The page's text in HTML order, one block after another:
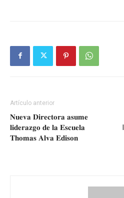
Artículo anterior
𝐍𝐮𝐞𝐯𝐚 𝐃𝐢𝐫𝐞𝐜𝐭𝐨𝐫𝐚 𝐚𝐬𝐮𝐦𝐞
𝐥𝐢𝐝𝐞𝐫𝐚𝐳𝐠𝐨 𝐝𝐞 𝐥𝐚 𝐄𝐬𝐜𝐮𝐞𝐥𝐚
𝐓𝐡𝐨𝐦𝐚𝐬 𝐀𝐥𝐯𝐚 𝐄𝐝𝐢𝐬𝐨𝐧